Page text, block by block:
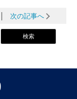
次の記事へ